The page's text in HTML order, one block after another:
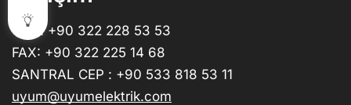
TEL : +90 322 228 53 53
FAX: +90 322 225 14 68
SANTRAL CEP : +90 533 818 53 11
uyum@uyumelektrik.com